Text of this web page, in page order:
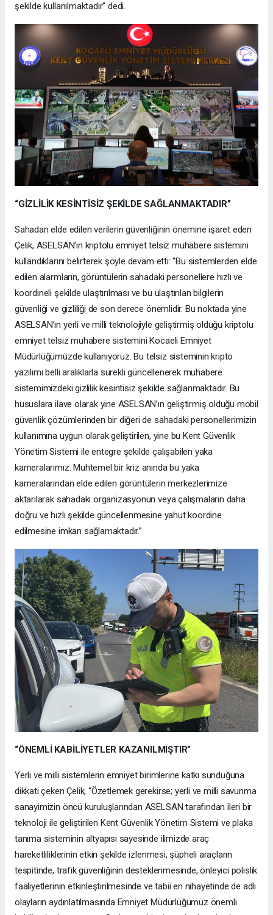
şekilde kullanılmaktadır” dedi.
“GİZLİLİK KESİNTİSİZ ŞEKİLDE SAĞLANMAKTADIR”
Sahadan elde edilen verilerin güvenliğinin önemine işaret eden
Çelik, ASELSAN’ın kriptolu emniyet telsiz muhabere sistemini
kullandıklarını belirterek şöyle devam etti: “Bu sistemlerden elde
edilen alarmların, görüntülerin sahadaki personellere hızlı ve
koordineli şekilde ulaştırılması ve bu ulaştırılan bilgilerin
güvenliği ve gizliliği de son derece önemlidir. Bu noktada yine
ASELSAN’ın yerli ve milli teknolojiyle geliştirmiş olduğu kriptolu
emniyet telsiz muhabere sistemini Kocaeli Emniyet
Müdürlüğümüzde kullanıyoruz. Bu telsiz sisteminin kripto
yazılımı belli aralıklarla sürekli güncellenerek muhabere
sistemimizdeki gizlilik kesintisiz şekilde sağlanmaktadır. Bu
hususlara ilave olarak yine ASELSAN’ın geliştirmiş olduğu mobil
güvenlik çözümlerinden bir diğeri de sahadaki personellerimizin
kullanımına uygun olarak geliştirilen, yine bu Kent Güvenlik
Yönetim Sistemi ile entegre şekilde çalışabilen yaka
kameralarımız. Muhtemel bir kriz anında bu yaka
kameralarından elde edilen görüntülerin merkezlerimize
aktarılarak sahadaki organizasyonun veya çalışmaların daha
doğru ve hızlı şekilde güncellenmesine yahut koordine
edilmesine imkan sağlamaktadır.”
“ÖNEMLİ KABİLİYETLER KAZANILMIŞTIR”
Yerli ve milli sistemlerin emniyet birimlerine katkı sunduğuna
dikkati çeken Çelik, “Özetlemek gerekirse; yerli ve milli savunma
sanayimizin öncü kuruluşlarından ASELSAN tarafından ileri bir
teknoloji ile geliştirilen Kent Güvenlik Yönetim Sistemi ve plaka
tanıma sisteminin altyapısı sayesinde ilimizde araç
hareketliliklerinin etkin şekilde izlenmesi, şüpheli araçların
tespitinde, trafik güvenliğinin desteklenmesinde, önleyici polislik
faaliyetlerinin etkinleştirilmesinde ve tabii en nihayetinde de adli
olayların aydınlatılmasında Emniyet Müdürlüğümüz önemli